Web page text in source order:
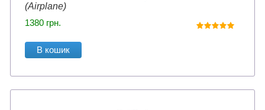
(Airplane)
1380 грн.
В кошик